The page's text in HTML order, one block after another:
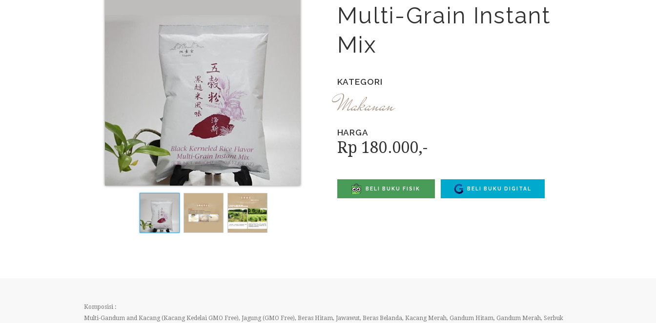
Multi-Grain Instant
Mix
KATEGORI
Makanan
HARGA
Rp 180.000,-
BELI BUKU FISIK BELI BUKU DIGITAL
Komposisi :
Multi-Gandum and Kacang (Kacang Kedelai GMO Free), Jagung (GMO Free), Beras Hitam, Jawawut, Beras Belanda, Kacang Merah, Gandum Hitam, Gandum Merah, Serbuk